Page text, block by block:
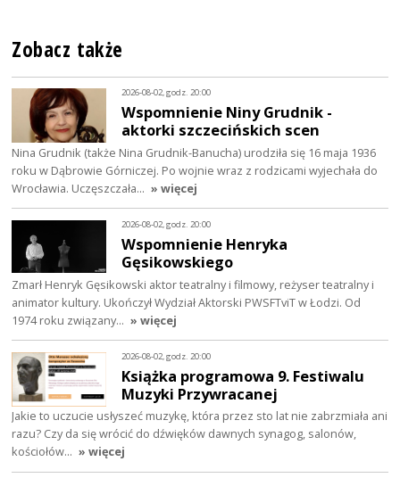
Zobacz także
2026-08-02, godz. 20:00
Wspomnienie Niny Grudnik -
aktorki szczecińskich scen
Nina Grudnik (także Nina Grudnik-Banucha) urodziła się 16 maja 1936
roku w Dąbrowie Górniczej. Po wojnie wraz z rodzicami wyjechała do
Wrocławia. Uczęszczała… » więcej
2026-08-02, godz. 20:00
Wspomnienie Henryka
Gęsikowskiego
Zmarł Henryk Gęsikowski aktor teatralny i filmowy, reżyser teatralny i
animator kultury. Ukończył Wydział Aktorski PWSFTviT w Łodzi. Od
1974 roku związany… » więcej
2026-08-02, godz. 20:00
Książka programowa 9. Festiwalu
Muzyki Przywracanej
Jakie to uczucie usłyszeć muzykę, która przez sto lat nie zabrzmiała ani
razu? Czy da się wrócić do dźwięków dawnych synagog, salonów,
kościołów… » więcej